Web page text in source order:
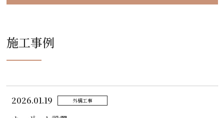
施工事例
2026.01.19 外構工事